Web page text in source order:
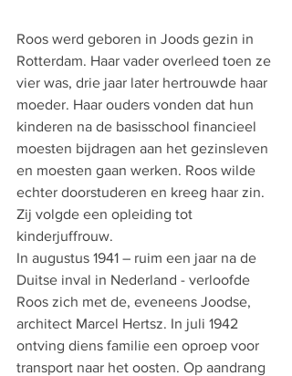
Roos werd geboren in Joods gezin in
Rotterdam. Haar vader overleed toen ze
vier was, drie jaar later hertrouwde haar
moeder. Haar ouders vonden dat hun
kinderen na de basisschool financieel
moesten bijdragen aan het gezinsleven
en moesten gaan werken. Roos wilde
echter doorstuderen en kreeg haar zin.
Zij volgde een opleiding tot
kinderjuffrouw.
In augustus 1941 – ruim een jaar na de
Duitse inval in Nederland - verloofde
Roos zich met de, eveneens Joodse,
architect Marcel Hertsz. In juli 1942
ontving diens familie een oproep voor
transport naar het oosten. Op aandrang